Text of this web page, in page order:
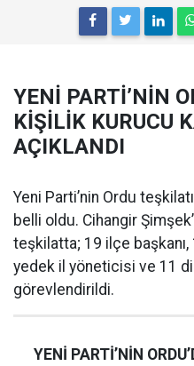
YENİ PARTİ’NİN
KİŞİLİK KURUCU
AÇIKLANDI
Yeni Parti’nin Ordu
belli oldu. Cihangir
teşkilatta; 19 ilçe
yedek il yöneticisi ve 11
görevlendirildi.
YENİ PARTİ’NİN